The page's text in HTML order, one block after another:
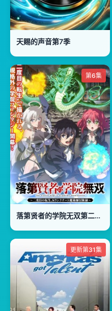
天赐的声音第7季
第6集
落第贤者的学院无双第二回转生
更新第31集